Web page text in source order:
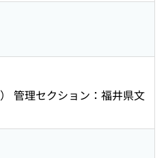
管理セクション：福井県文